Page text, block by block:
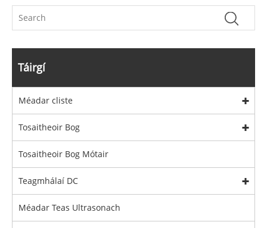
Táirgí
Méadar cliste
Tosaitheoir Bog
Tosaitheoir Bog Mótair
Teagmhálaí DC
Méadar Teas Ultrasonach